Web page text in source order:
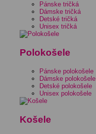
Pánske tričká
Dámske tričká
Detské tričká
Unisex tričká
Polokošele
Pánske polokošele
Dámske polokošele
Detské polokošele
Unisex polokošele
Košele